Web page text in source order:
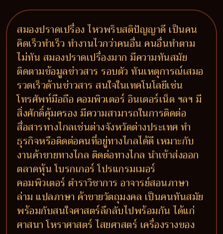
สมองปราดเปรื่อง ไหวพริบสติปัญญาดี เป็นคน
คิดเร็วทำเร็ว ทำงานไวกว่าคนอื่น คนอื่นทำตาม
ไม่ทัน สมองปราดเปรื่องมาก มีความทันสมัย
ติดตามข้อมูลข่าวสาร รอบตัว ทันเหตุการณ์เสมอ
รวดเร็วด้านข่าวสาร สนใจในเทคโนโลยีเช่น
โทรศัพท์มือถือ คอมพิวเตอร์ อินเตอร์เน็ต ฯลฯ มี
สิ่งศักดิ์คุ้มครอง มีความสามารถในการติดต่อ
สื่อสารทางไกลเช่นต่างจังหวัดต่างประเทศ ทำ
ธุรกิจหรือติดต่อคนที่อยู่ทางไกลได้ดี เหมาะกับ
งานค้าขายทางไกล ติดต่อทางไกล นำเข้าส่งออก
ตลาดหุ้น โบรกเกอร์ โปรแกรมเมอร์
คอมพิวเตอร์ ตำราวิชาการ อาจารย์สอนภาษา
ล่าม แปลภาษา ค้าขายวัตถุมงคล เป็นคนทันสมัย
พร้อมกับสนใจศาสตร์ลึกลับไปพร้อมกัน ได้แก่
ศาสนา โหราศาสตร์ ไสยศาสตร์ เครื่องรางของ